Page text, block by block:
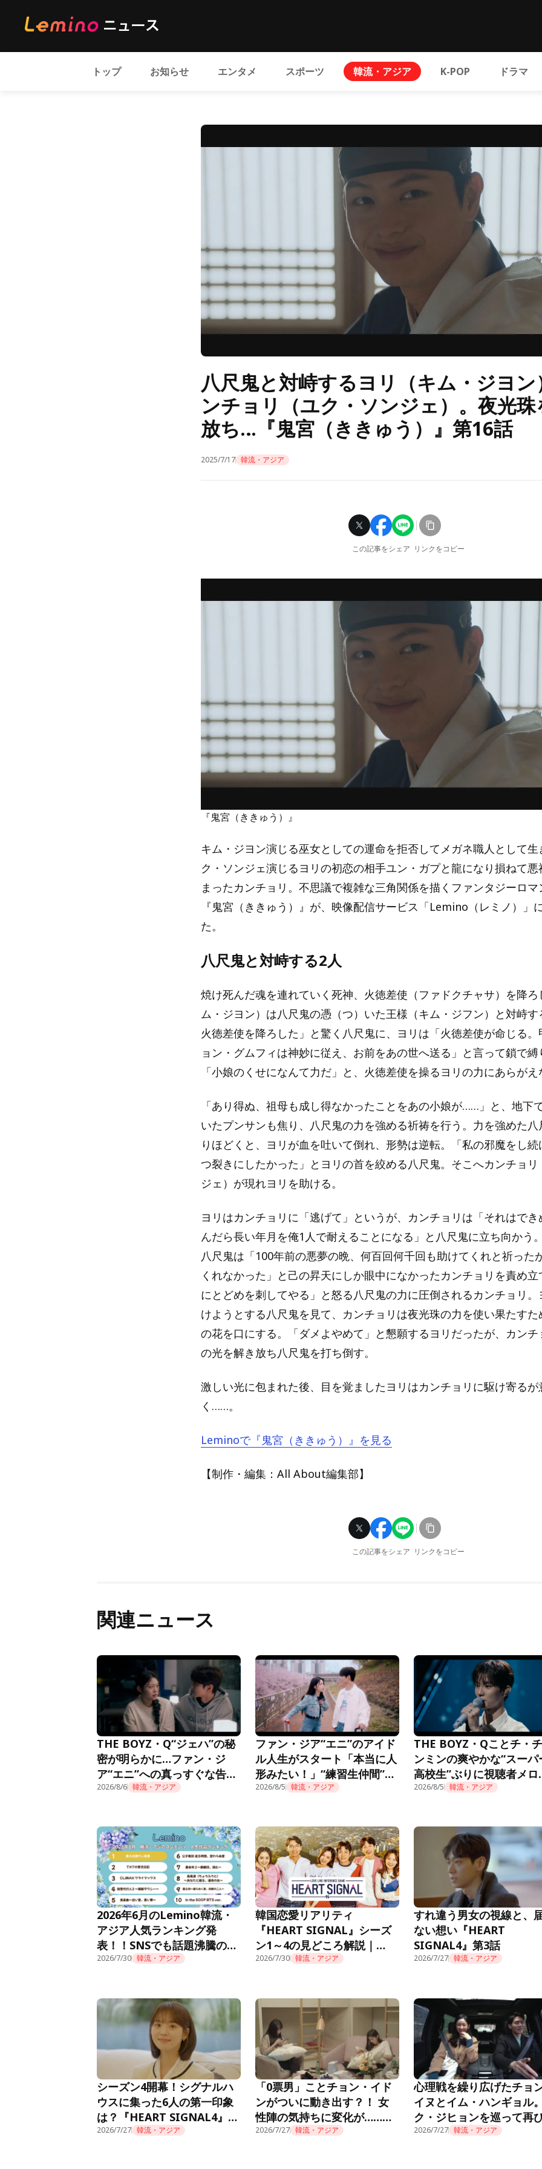
トップ お知らせ エンタメ スポーツ 韓流・アジア K-POP ドラマ
八尺鬼と対峙するヨリ（キム・ジヨ
ンチョリ（ユク・ソンジェ）。夜光
放ち…『鬼宮（ききゅう）』第16話
2025/7/17 韓流・アジア
この記事をシェア リンクをコピー
『鬼宮（ききゅう）』
キム・ジヨン演じる巫女としての運命を拒否してメガネ職人として
ク・ソンジェ演じるヨリの初恋の相手ユン・ガプと龍になり損ねて
まったカンチョリ。不思議で複雑な三角関係を描くファンタジーロ
『鬼宮（ききゅう）』が、映像配信サービス「Lemino（レミノ）」
た。
八尺鬼と対峙する2人
焼け死んだ魂を連れていく死神、火徳差使（ファドクチャサ）を降
ム・ジヨン）は八尺鬼の憑（つ）いた王様（キム・ジフン）と対峙
火徳差使を降ろした」と驚く八尺鬼に、ヨリは「火徳差使が命じる
ョン・グムフィは神妙に従え、お前をあの世へ送る」と言って鎖で
「小娘のくせになんて力だ」と、火徳差使を操るヨリの力にあらが
「あり得ぬ、祖母も成し得なかったことをあの小娘が……」と、地下
いたプンサンも焦り、八尺鬼の力を強める祈祷を行う。力を強めた
りほどくと、ヨリが血を吐いて倒れ、形勢は逆転。「私の邪魔をし
つ裂きにしたかった」とヨリの首を絞める八尺鬼。そこへカンチョ
ジェ）が現れヨリを助ける。
ヨリはカンチョリに「逃げて」というが、カンチョリは「それはで
んだら長い年月を俺1人で耐えることになる」と八尺鬼に立ち向かう
八尺鬼は「100年前の悪夢の晩、何百回何千回も助けてくれと祈った
くれなかった」と己の昇天にしか眼中になかったカンチョリを責め
にとどめを刺してやる」と怒る八尺鬼の力に圧倒されるカンチョリ
けようとする八尺鬼を見て、カンチョリは夜光珠の力を使い果たす
の花を口にする。「ダメよやめて」と懇願するヨリだったが、カン
の光を解き放ち八尺鬼を打ち倒す。
激しい光に包まれた後、目を覚ましたヨリはカンチョリに駆け寄るが
く……。
Leminoで『鬼宮（ききゅう）』を見る
【制作・編集：All About編集部】
この記事をシェア リンクをコピー
関連ニュース
THE BOYZ・Q“ジェハ”の秘
密が明らかに…ファン・ジ
ア“エニ”への真っすぐな告白
に胸キュン＜推しデビュー＞
2026/8/6 韓流・アジア
ファン・ジア“エニ”のアイド
ル人生がスタート「本当に人
形みたい！」“練習生仲間”も
話題に＜推しデビュー＞
2026/8/5 韓流・アジア
THE BOYZ・Qことチ・
ンミンの爽やかな“スーパ
高校生”ぶりに視聴者メロ
ロ「制服似合ってる」＜
2026/8/5 韓流・アジア
2026年6月のLemino韓流・
アジア人気ランキング発
表！！SNSでも話題沸騰の痛
快オフィスファンタジー『新
首位獲得！
2026/7/30 韓流・アジア
韓国恋愛リアリティ
『HEART SIGNAL』シーズ
ン1～4の見どころ解説｜
Lemino公式
2026/7/30 韓流・アジア
すれ違う男女の視線と、
ない想い『HEART
SIGNAL4』第3話
2026/7/27 韓流・アジア
シーズン4開幕！シグナルハ
ウスに集った6人の第一印象
は？『HEART SIGNAL4』第
1話
2026/7/27 韓流・アジア
「0票男」ことチョン・イド
ンがついに動き出す？！ 女
性陣の気持ちに変化が……
『HEART SIGNAL3』第3話
2026/7/27 韓流・アジア
心理戦を繰り広げたチョ
イヌとイム・ハンギョル
ク・ジヒョンを巡って再
花を燃やし……？！『
2026/7/27 韓流・アジア